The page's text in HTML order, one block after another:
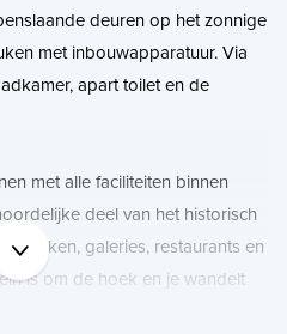
deuren op het zonnige
met inbouwapparatuur. Via
apart toilet en de
met alle faciliteiten binnen
deel van het historisch
galeries, restaurants en
is om de hoek en je wandelt